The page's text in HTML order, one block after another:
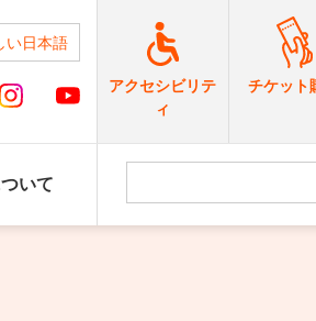
い日本語
アクセシビリテ
ィ
チケット
いて